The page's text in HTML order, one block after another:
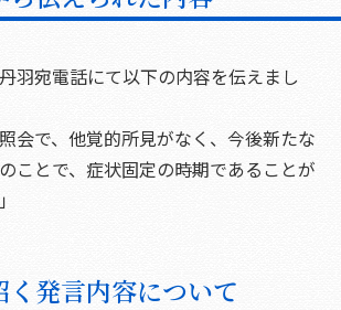
羽宛電話にて以下の内容を伝えまし
会で、他覚的所見がなく、今後新たな
ことで、症状固定の時期であることが
発言内容について